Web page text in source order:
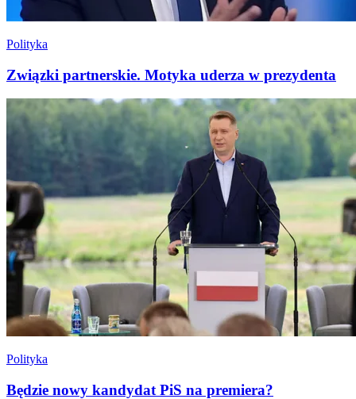
Polityka
Związki partnerskie. Motyka uderza w prezydenta
Polityka
Będzie nowy kandydat PiS na premiera?